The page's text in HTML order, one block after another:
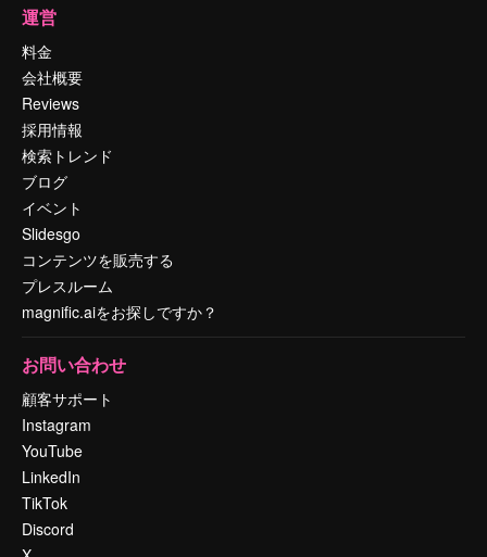
運営
料金
会社概要
Reviews
採用情報
検索トレンド
ブログ
イベント
Slidesgo
コンテンツを販売する
プレスルーム
magnific.aiをお探しですか？
お問い合わせ
顧客サポート
Instagram
YouTube
LinkedIn
TikTok
Discord